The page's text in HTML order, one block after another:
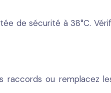
de sécurité à 38°C.
raccords ou remplacez